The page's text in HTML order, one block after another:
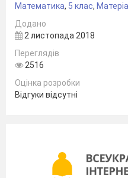
Математика, 5 клас,
Додано
2 листопада 2018
Переглядів
2516
Оцінка розробки
Відгуки відсутні